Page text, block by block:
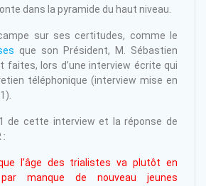
dans la pyramide du haut niveau.
sur ses certitudes, comme le
que son Président, M. Sébastien
faites, lors d’une interview écrite qui
téléphonique (interview mise en
de cette interview et la réponse de
:
l’âge des trialistes va plutôt en
manque de nouveau jeunes